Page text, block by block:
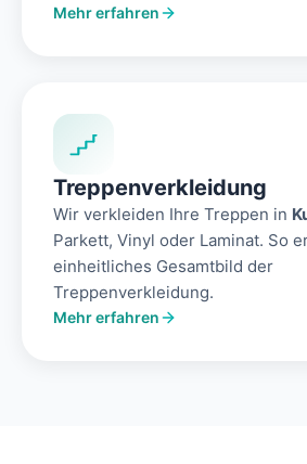
Mehr erfahren
Treppenverkleidung
Wir verkleiden Ihre Treppen in
Parkett, Vinyl oder Laminat. So
einheitliches Gesamtbild der
Treppenverkleidung.
Mehr erfahren